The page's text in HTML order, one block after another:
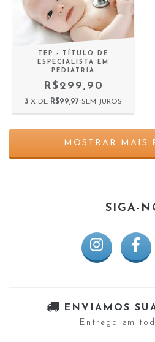
TEP - TÍTULO DE
ESPECIALISTA EM
PEDIATRIA
R$299,90
3 X DE R$99,97 SEM JUROS
MOSTRAR MAIS
SIGA-
ENVIAMOS
Entrega em